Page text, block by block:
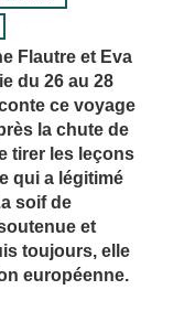
Flautre et Eva
du 26 au 28
ce voyage
la chute de
tirer les leçons
qui a légitimé
soif de
et
toujours, elle
européenne.